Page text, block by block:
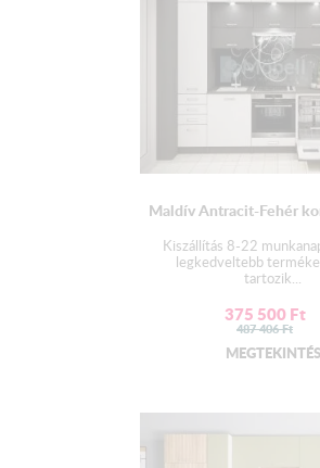
Maldív Antracit-Fehér
Kiszállítás 8-22
legkedveltebb
tartozik...
375 500Ft
487 406Ft
MEGTEKINTÉS